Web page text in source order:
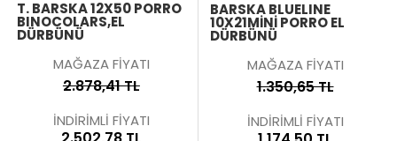
T. BARSKA 12X50 PORRO
BINOCOLARS,EL
DÜRBÜNÜ
MAĞAZA FİYATI
2.878,41 TL
İNDİRİMLİ FİYATI
BARSKA BLUELINE
10X21MINI PORRO EL
DÜRBÜNÜ
MAĞAZA FİYATI
1.350,65 TL
İNDİRİMLİ FİYATI